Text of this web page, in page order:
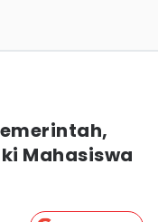
Mahasiswa